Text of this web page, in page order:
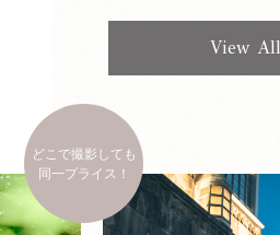
View All
どこで撮影しても
同一プライス！